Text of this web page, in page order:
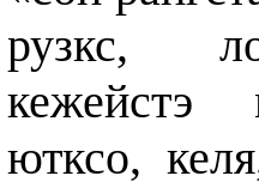
рузкс,
кежейстэ
ютксо,